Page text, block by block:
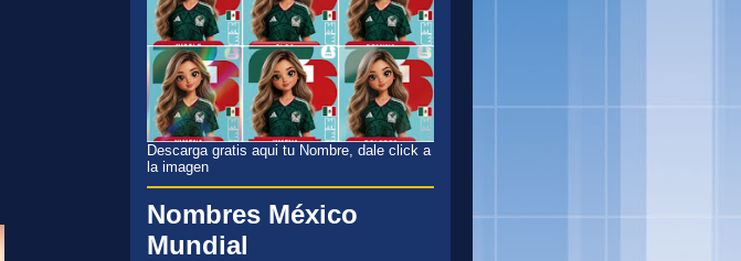
Descarga gratis aqui tu Nombre, dale click a
la imagen
Nombres México
Mundial